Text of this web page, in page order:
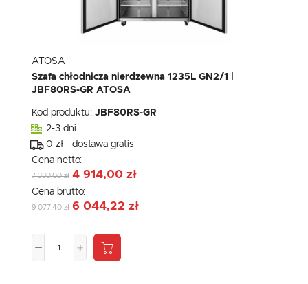
ATOSA
Szafa chłodnicza nierdzewna 1235L GN2/1 |
JBF80RS-GR ATOSA
Kod produktu: JBF80RS-GR
2-3 dni
0 zł - dostawa gratis
Cena netto:
7 380,00 zł 4 914,00 zł
Cena brutto:
9 077,40 zł 6 044,22 zł